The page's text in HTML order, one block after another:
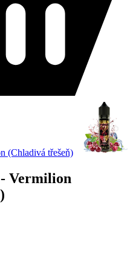
(Chladivá třešeň)
Vermilion